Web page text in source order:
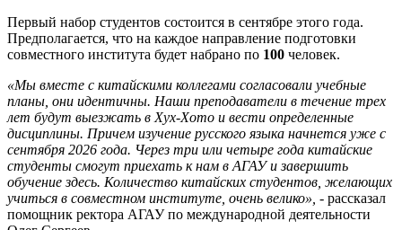
Первый набор студентов состоится в сентябре этого года.
Предполагается, что на каждое направление подготовки
совместного института будет набрано по 100 человек.
«Мы вместе с китайскими коллегами согласовали учебные
планы, они идентичны. Наши преподаватели в течение трех
лет будут выезжать в Хух-Хото и вести определенные
дисциплины. Причем изучение русского языка начнется уже с
сентября 2026 года. Через три или четыре года китайские
студенты смогут приехать к нам в АГАУ и завершить
обучение здесь. Количество китайских студентов, желающих
учиться в совместном институте, очень велико», - рассказал
помощник ректора АГАУ по международной деятельности